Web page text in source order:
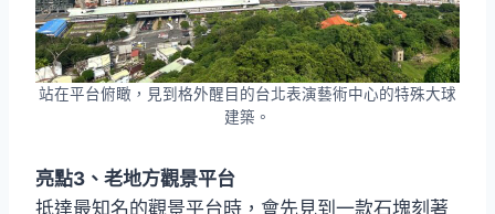
站在平台俯瞰，見到格外醒目的台北表演藝術中心的特殊大球
建築。
亮點3、老地方觀景平台
抵達最知名的觀景平台時，會先見到一款石塊刻著